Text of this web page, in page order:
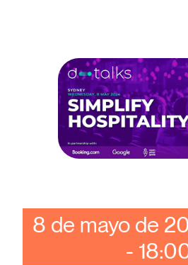
8 de mayo de
-